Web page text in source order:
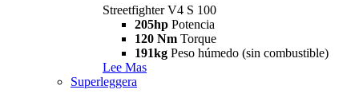
Streetfighter V4 S 100
205hp Potencia
120 Nm Torque
191kg Peso húmedo (sin combustible)
Lee Mas
Superleggera